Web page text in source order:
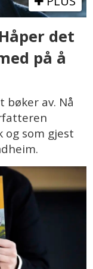
det
på å
bøker av. Nå
og som gjest